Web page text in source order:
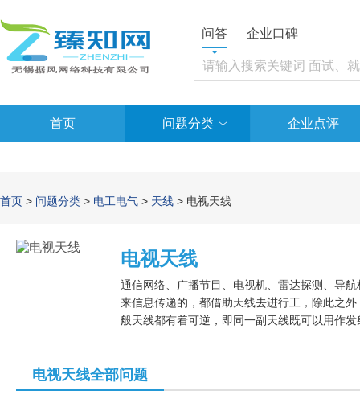
问答 企业口碑
首页 问题分类 企业点评
首页 > 问题分类 > 电工电气 > 天线 > 电视天线
电视天线
通信网络、广播节目、电视机、雷达探测、导
来信息传递的，都借助天线去进行工，除此之
般天线都有着可逆，即同一副天线既可以用作
电视天线全部问题